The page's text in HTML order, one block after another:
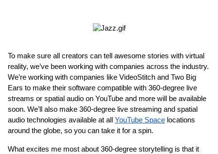
To make sure all creators can tell awesome stories with virtual
reality, we’ve been working with companies across the industry.
We’re working with companies like VideoStitch and Two Big
Ears to make their software compatible with 360-degree live
streams or spatial audio on YouTube and more will be available
soon. We’ll also make 360-degree live streaming and spatial
audio technologies available at all YouTube Space locations
around the globe, so you can take it for a spin.
What excites me most about 360-degree storytelling is that it